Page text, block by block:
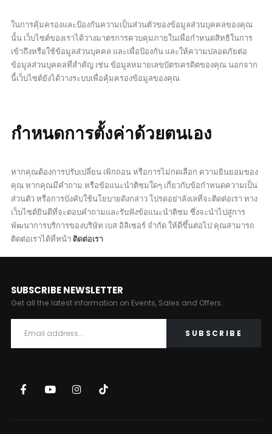
ในการคุ้มครองและป้องกันความเป็นส่วนตัวของข้อมูลส่วนบุคคลของคุณ
นั้น เว็บไซต์ของเราได้วางมาตรการควบคุมภายในเพื่อกำหนดสิทธิในการ
เข้าถึงหรือใช้ข้อมูลส่วนบุคคล และเพื่อป้องกัน และให้ความปลอดภัยต่อ
ข้อมูลส่วนบุคคลที่สำคัญ เช่น ข้อมูลหมายเลขบัตรเครดิตของคุณ นอกจาก
นี้เว็บไซต์ยังได้วางระบบเพื่อคุ้มครองข้อมูลของคุณ
กำหนดการตั้งค่าด้วยตนเอง
หากคุณต้องการปรับเปลี่ยน เพิกถอน หรือการไม่กดเลือก ความยินยอมของ
คุณ หากคุณมีคำถาม หรือข้อแนะนำติชมใดๆ เกี่ยวกับข้อกำหนดความเป็น
ส่วนตัว หรือการบังคับใช้นโยบายดังกล่าว โปรดอย่าลังเลที่จะติดต่อเรา ทาง
เว็บไซต์ยินดีที่จะตอบคำถามและรับฟังข้อแนะนำติชม ซึ่งจะนำไปสู่การ
พัฒนาการบริการของบริษัท เบส อิลิเซอร์ จำกัด ให้ดีขึ้นต่อไป คุณสามารถ
ติดต่อเราได้ที่หน้า ติดต่อเรา
SUBSCRIBE NEWSLETTER
Get all the latest information on Events, Sales and Offers.